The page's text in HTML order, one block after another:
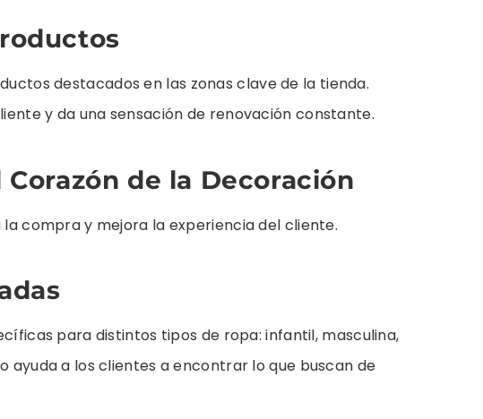
destacados en las zonas clave de la tienda.
y da una sensación de renovación constante.
de la Decoración
compra y mejora la experiencia del cliente.
para distintos tipos de ropa: infantil, masculina,
ayuda a los clientes a encontrar lo que buscan de